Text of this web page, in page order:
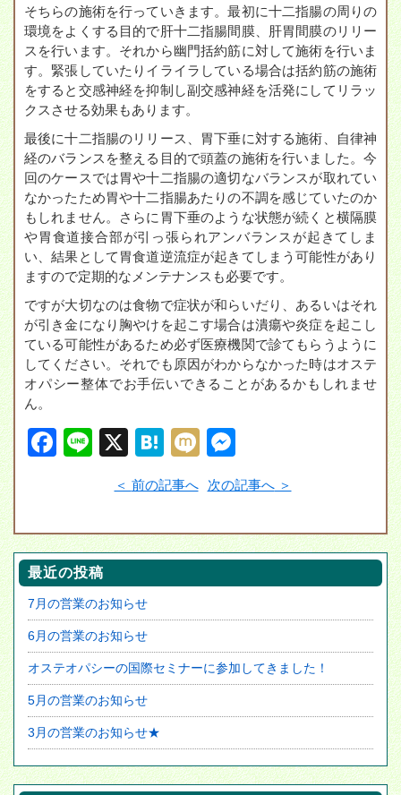
そちらの施術を行っていきます。最初に十二指腸の周りの
環境をよくする目的で肝十二指腸間膜、肝胃間膜のリリー
スを行います。それから幽門括約筋に対して施術を行いま
す。緊張していたりイライラしている場合は括約筋の施術
をすると交感神経を抑制し副交感神経を活発にしてリラッ
クスさせる効果もあります。
最後に十二指腸のリリース、胃下垂に対する施術、自律神
経のバランスを整える目的で頭蓋の施術を行いました。今
回のケースでは胃や十二指腸の適切なバランスが取れてい
なかったため胃や十二指腸あたりの不調を感じていたのか
もしれません。さらに胃下垂のような状態が続くと横隔膜
や胃食道接合部が引っ張られアンバランスが起きてしま
い、結果として胃食道逆流症が起きてしまう可能性があり
ますので定期的なメンテナンスも必要です。
ですが大切なのは食物で症状が和らいだり、あるいはそれ
が引き金になり胸やけを起こす場合は潰瘍や炎症を起こし
ている可能性があるため必ず医療機関で診てもらうように
してください。それでも原因がわからなかった時はオステ
オパシー整体でお手伝いできることがあるかもしれませ
ん。
F
e
b
o
o
k
Li
X
H
at
e
n
a
M
ixi
e
ss
e
n
g
er
前の記事へ 次の記事へ
最近の投稿
7月の営業のお知らせ
6月の営業のお知らせ
オステオパシーの国際セミナーに参加してきました！
5月の営業のお知らせ
3月の営業のお知らせ★